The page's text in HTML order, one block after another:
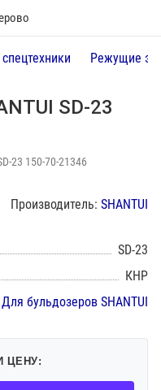
Режущие
SD-23
23 150-70-21346
Производитель: SHANTUI
SD-23
КНР
Для бульдозеров SHANTUI
ЦЕНУ: